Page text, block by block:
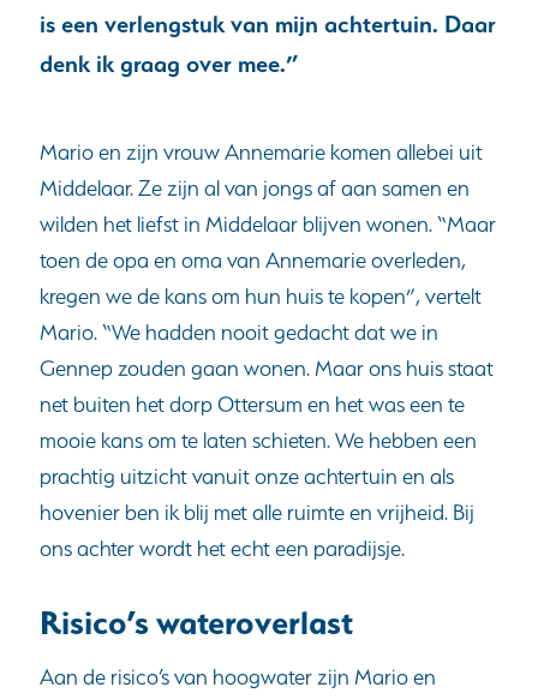
is een verlengstuk van mijn achtertuin. Daar
denk ik graag over mee.”
Mario en zijn vrouw Annemarie komen allebei uit
Middelaar. Ze zijn al van jongs af aan samen en
wilden het liefst in Middelaar blijven wonen. “Maar
toen de opa en oma van Annemarie overleden,
kregen we de kans om hun huis te kopen”, vertelt
Mario. “We hadden nooit gedacht dat we in
Gennep zouden gaan wonen. Maar ons huis staat
net buiten het dorp Ottersum en het was een te
mooie kans om te laten schieten. We hebben een
prachtig uitzicht vanuit onze achtertuin en als
hovenier ben ik blij met alle ruimte en vrijheid. Bij
ons achter wordt het echt een paradijsje.
Risico’s wateroverlast
Aan de risico’s van hoogwater zijn Mario en